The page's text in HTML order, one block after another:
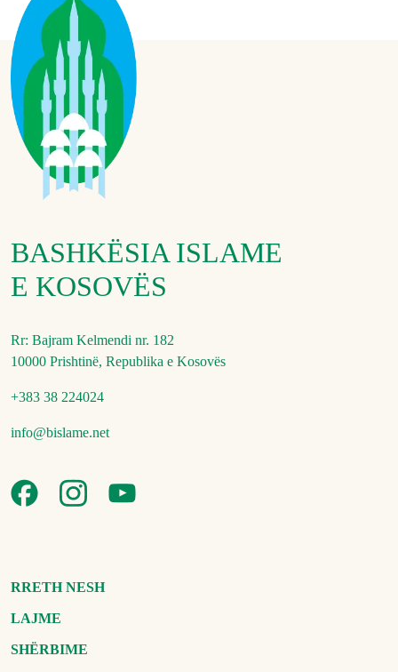
BASHKËSIA ISLAME
E KOSOVËS
Rr: Bajram Kelmendi nr. 182
10000 Prishtinë, Republika e Kosovës
+383 38 224024
info@bislame.net
RRETH NESH
LAJME
SHËRBIME